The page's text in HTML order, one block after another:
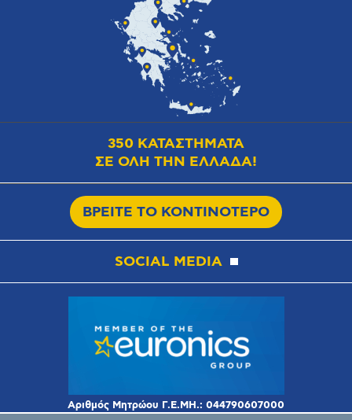
350 ΚΑΤΑΣΤΗΜΑΤΑ
ΣΕ ΟΛΗ ΤΗΝ ΕΛΛΑΔΑ!
ΒΡΕΙΤΕ ΤΟ ΚΟΝΤΙΝΟΤΕΡΟ
SOCIAL MEDIA